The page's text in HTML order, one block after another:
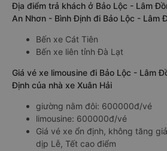
Địa điểm trả khách ở Bảo Lộc - Lâm
An Nhơn - Bình Định đi Bảo Lộc - Lâm
Bến xe Cát Tiên
Bến xe liên tỉnh Đà Lạt
Giá vé xe limousine đi Bảo Lộc - Lâm
Định của nhà xe Xuân Hải
giường nằm đôi: 600000đ/vé
limousine: 600000đ/vé
Giá vé xe ổn định, không tăng
dịp Lễ, Tết cao điểm